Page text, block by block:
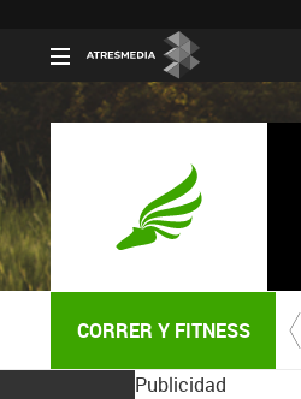
CORRER Y FITNESS
Publicidad